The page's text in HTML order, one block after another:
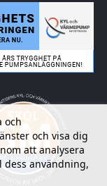
och
och visa dig
att analysera
dess användning,